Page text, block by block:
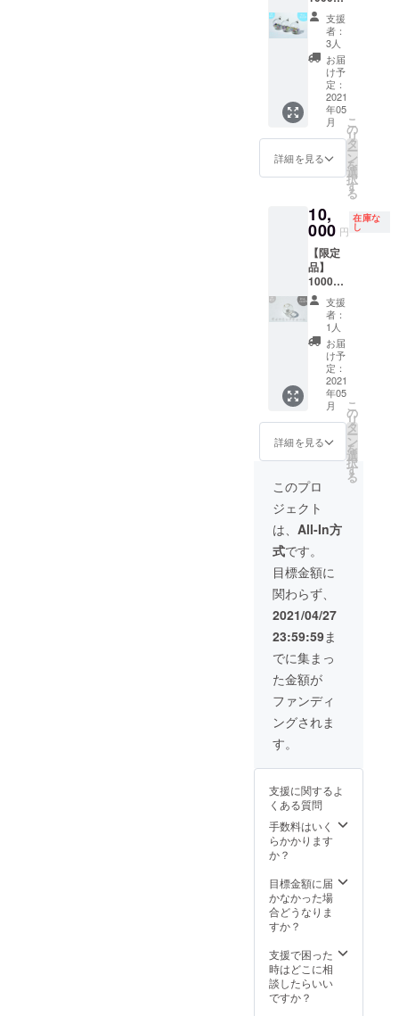
ト・ア
クアマ
リン・
ブルー
トパー
ズ・ト
ルマリ
ン・
ガー
ネッ
ト・ア
ン・ペ
リドッ
パー
ル・ク
オー
ツ・翡
翠（ヒ
スイ）
など そ
の他た
くさん
の種類
が入っ
ていま
す。 当
店で販
宝石で
13000
円分
います
ので大
変お得
です。
◆製品
小瓶の
大き
径
1.8cm
2.5cm
してい
ますが
選択は
出来ま
せん。
※宝石の
す。
円 送
料・税
込 ・宝
石入り
ガラス
ドーム
オーナ
メン
ト 1
個 ・
お礼の
お手紙
・ガラ
スドー
ムの大
きさ
直径2.5
㎝ ・宝
石の内
容：エ
メラル
ド・ル
ビー・
サファ
イア・
アイオ
ライ
ト・ア
クアマ
トパー
ワイト
トパー
ズ・ト
ルマリ
ン・
ガー
ネッ
ト・ア
ト・シ
トリ
ン・ペ
リドッ
ト・オ
パー
ル・ク
翠(ヒス
イ)など
その他
たくさ
んの種
類が
す。特
にエメ
ラル
ア・ル
ビーも
出来る
だけた
支援
者：
3人
お届
け予
定：
2021
年05
月
詳細を見る
こ
の
リ
タ
ー
ン
を
選
択
す
る
10,
000 円
在庫な
し
【限定
品】
10000
円送
料・税
込 ・お
礼の手
紙 ・ダ
イヤモ
ンド入
りガラ
スドー
ム
チャー
ム 天然
モンド
リース
Carat:0
.221ct
Color:H
Clarity:
SI-2
Cut:PO
OR ◆製
品情
報 ガ
ラス
ドーム
の大き
さ 直
径：約
10㎜
支援
者：
1人
お届
け予
定：
2021
年05
月
詳細を見る
こ
の
リ
タ
ー
ン
を
選
択
す
る
このプロ
ジェクト
は、 All-In方
式です。
目標金額に
関わらず、
2021/04/27
23:59:59ま
でに集まっ
た金額が
ファンディ
ングされま
す。
支援に関するよ
くある質問
手数料はいく
らかかります
か？
目標金額に届
かなかった場
合どうなりま
すか？
支援で困った
時はどこに相
談したらいい
ですか？